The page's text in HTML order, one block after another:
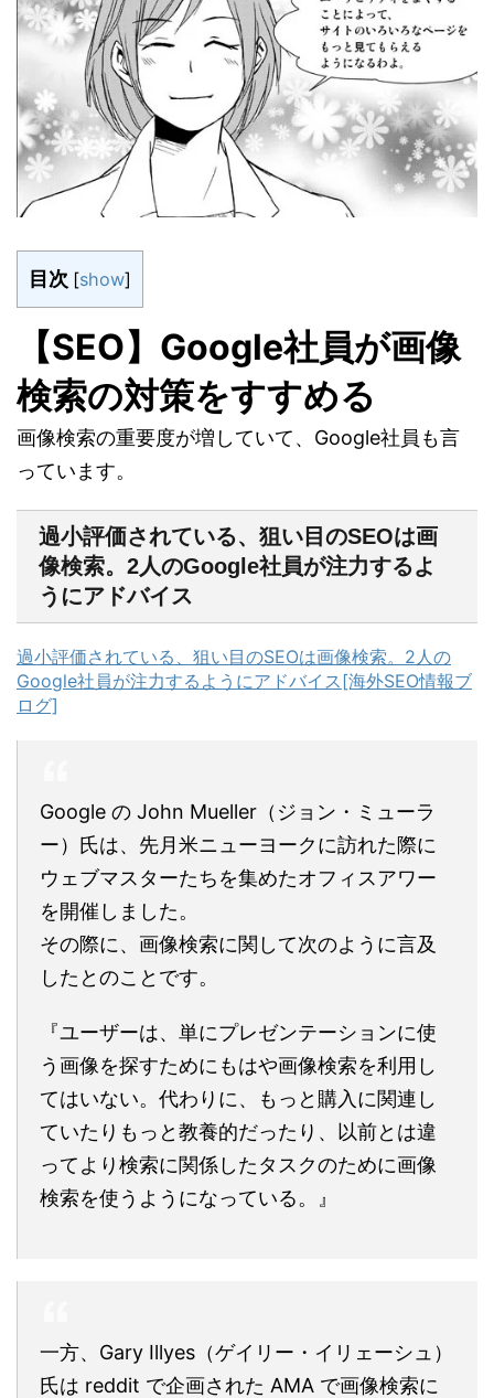
目次 [show]
【SEO】Google社員が画像
検索の対策をすすめる
画像検索の重要度が増していて、Google社員も言
っています。
過小評価されている、狙い目のSEOは画
像検索。2人のGoogle社員が注力するよ
うにアドバイス
過小評価されている、狙い目のSEOは画像検索。2人の
Google社員が注力するようにアドバイス[海外SEO情報ブ
ログ]
Google の John Mueller（ジョン・ミューラ
ー）氏は、先月米ニューヨークに訪れた際に
ウェブマスターたちを集めたオフィスアワー
を開催しました。
その際に、画像検索に関して次のように言及
したとのことです。
『ユーザーは、単にプレゼンテーションに使
う画像を探すためにもはや画像検索を利用し
てはいない。代わりに、もっと購入に関連し
ていたりもっと教養的だったり、以前とは違
ってより検索に関係したタスクのために画像
検索を使うようになっている。』
一方、Gary Illyes（ゲイリー・イリェーシュ）
氏は reddit で企画された AMA で画像検索に